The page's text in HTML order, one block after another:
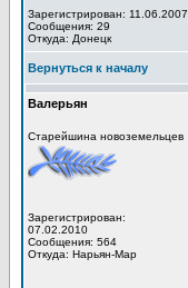
Зарегистрирован: 11.06.2007
Сообщения: 29
Откуда: Донецк
Вернуться к началу
Валерьян
Старейшина новоземельцев
Зарегистрирован:
07.02.2010
Сообщения: 564
Откуда: Нарьян-Мар